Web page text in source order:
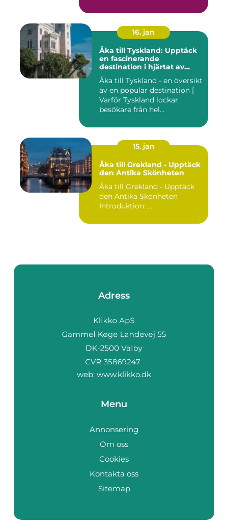
16. jan
Åka till Tyskland: Upptäck
en fascinerande
destination i hjärtat av
Europa
Åka till Tyskland - en översikt
av en populär destination [
Varför Tyskland lockar
besökare från hel...
15. jan
Åka till Grekland - Upptäck
den Antika Skönheten
Åka till Grekland - Upptäck
den Antika Skönheten
Introduktion: ...
Adress
web: www.klikko.dk
Menu
Annonsering
Om oss
Cookies
Kontakta oss
Sitemap